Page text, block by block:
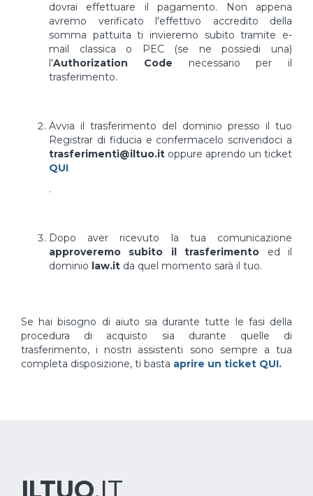
dovrai effettuare il pagamento. Non appena
avremo verificato l'effettivo accredito della
somma pattuita ti invieremo subito tramite e-
mail classica o PEC (se ne possiedi una)
l'Authorization Code necessario per il
trasferimento.
Avvia il trasferimento del dominio presso il tuo
Registrar di fiducia e confermacelo scrivendoci a
trasferimenti@iltuo.it oppure aprendo un ticket
QUI
.
Dopo aver ricevuto la tua comunicazione
approveremo subito il trasferimento ed il
dominio law.it da quel momento sarà il tuo.
Se hai bisogno di aiuto sia durante tutte le fasi della
procedura di acquisto sia durante quelle di
trasferimento, i nostri assistenti sono sempre a tua
completa disposizione, ti basta aprire un ticket QUI.
ILTUO.IT